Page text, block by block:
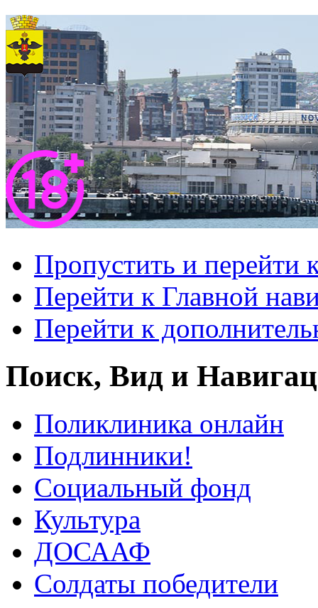
Пропустить и перейти
Перейти к Главной
Перейти к
Поиск, Вид и
Поликлиника онлайн
Подлинники!
Социальный фонд
Культура
ДОСААФ
Солдаты победители